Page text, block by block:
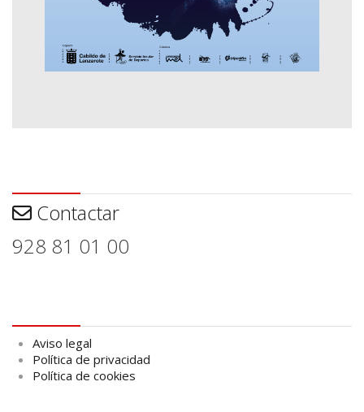
Contactar
928 81 01 00
Aviso legal
Política de privacidad
Política de cookies